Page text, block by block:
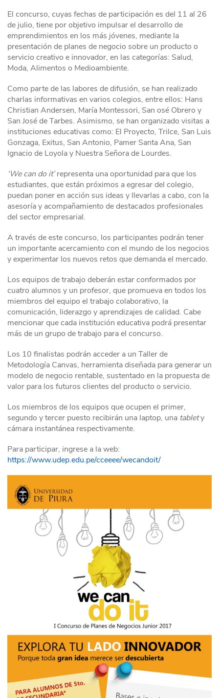
El concurso, cuyas fechas de participación es del 11 al 26
de julio, tiene por objetivo impulsar el desarrollo de
emprendimientos en los más jóvenes, mediante la
presentación de planes de negocio sobre un producto o
servicio creativo e innovador, en las categorías: Salud,
Moda, Alimentos o Medioambiente.
Como parte de las labores de difusión, se han realizado
charlas informativas en varios colegios, entre ellos: Hans
Christian Andersen, María Montessori, San osé Obrero y
San José de Tarbes. Asimismo, se han organizado visitas a
instituciones educativas como: El Proyecto, Trilce, San Luis
Gonzaga, Exitus, San Antonio, Pamer Santa Ana, San
Ignacio de Loyola y Nuestra Señora de Lourdes.
‘We can do it’representa una oportunidad para que los
estudiantes, que están próximos a egresar del colegio,
puedan poner en acción sus ideas y llevarlas a cabo, con la
asesoría y acompañamiento de destacados profesionales
del sector empresarial.
A través de este concurso, los participantes podrán tener
un importante acercamiento con el mundo de los negocios
y experimentar los nuevos retos que demanda el mercado.
Los equipos de trabajo deberán estar conformados por
cuatro alumnos y un profesor, que promueva en todos los
miembros del equipo el trabajo colaborativo, la
comunicación, liderazgo y aprendizajes de calidad. Cabe
mencionar que cada institución educativa podrá presentar
más de un grupo de trabajo para el concurso.
Los 10 finalistas podrán acceder a un Taller de
Metodología Canvas, herramienta diseñada para generar un
modelo de negocio rentable, sustentado en la propuesta de
valor para los futuros clientes del producto o servicio.
Los miembros de los equipos que ocupen el primer,
segundo y tercer puesto recibirán una laptop, una tablety
cámara instantánea respectivamente.
Para participar, ingrese a la web:
https://www.udep.edu.pe/cceeee/wecandoit/